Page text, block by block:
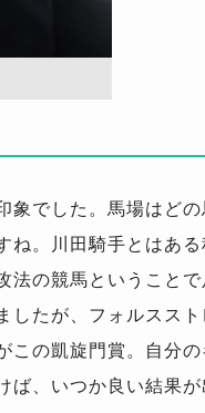
象でした。馬場はど
ね。川田騎手とはあ
法の競馬ということ
したが、フォルススト
の凱旋門賞。自分の
ば、いつか良い結果が